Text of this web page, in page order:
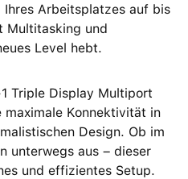
Arbeitsplatzes auf bis
Multitasking und
Level hebt.
Triple Display Multiport
Konnektivität in
Design. Ob im
unterwegs aus – dieser
und effizientes Setup.